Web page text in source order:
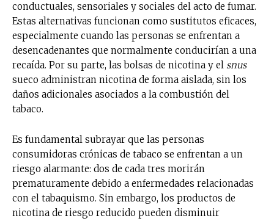
conductuales, sensoriales y sociales del acto de fumar.
Estas alternativas funcionan como sustitutos eficaces,
especialmente cuando las personas se enfrentan a
desencadenantes que normalmente conducirían a una
recaída. Por su parte, las bolsas de nicotina y el snus
sueco administran nicotina de forma aislada, sin los
daños adicionales asociados a la combustión del
tabaco.
Es fundamental subrayar que las personas
consumidoras crónicas de tabaco se enfrentan a un
riesgo alarmante: dos de cada tres morirán
prematuramente debido a enfermedades relacionadas
con el tabaquismo. Sin embargo, los productos de
nicotina de riesgo reducido pueden disminuir